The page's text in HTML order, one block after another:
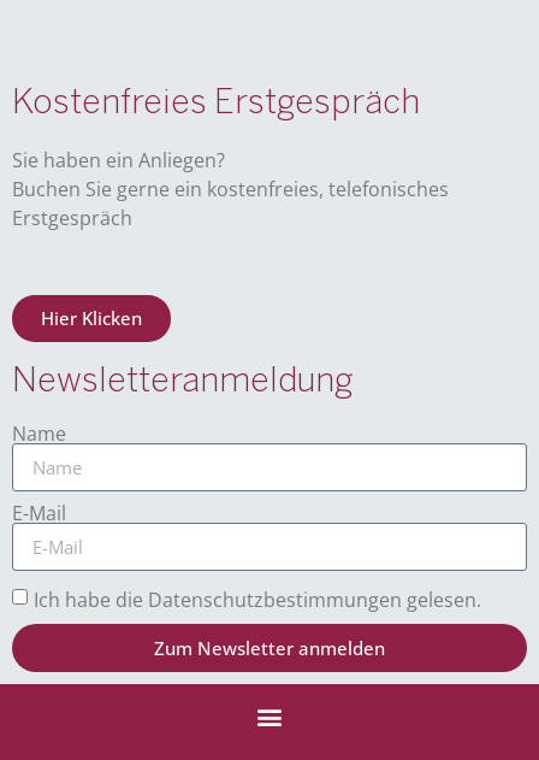
Kostenfreies Erstgespräch
Sie haben ein Anliegen?
Buchen Sie gerne ein kostenfreies, telefonisches
Erstgespräch
Hier Klicken
Newsletteranmeldung
Name
E-Mail
Ich habe die Datenschutzbestimmungen gelesen.
Zum Newsletter anmelden
Alternative: